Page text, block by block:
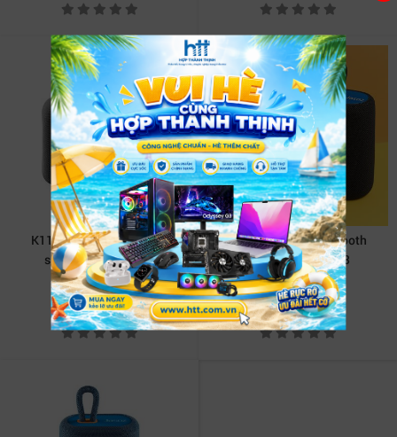
K113 Portable Bluetooth
speaker 10w T-K155
Liên hệ
MSP: GP-T-K155
K112 Portable Bluetooth
speaker 5w T-K153
Liên hệ
MSP: GP-T-K153